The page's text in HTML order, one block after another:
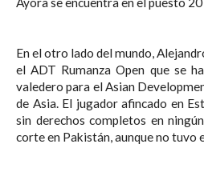
En el otro lado del mundo, Alejandro Cañizares (+5) ha jugado
el ADT Rumanza Open que se ha disputado en Pakistán y
valedero para el Asian DevelopmentTour, la segunda división
de Asia. El jugador afincado en
sin derechos completos en ningún circuito logró superar el
corte en Pakistán, aunque no tuvo